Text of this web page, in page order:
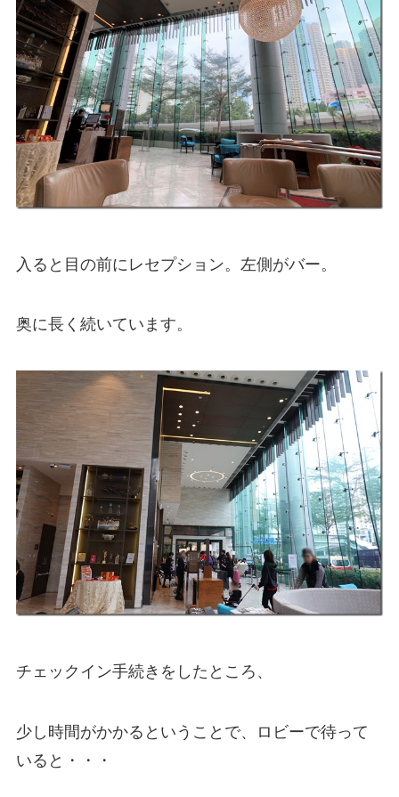
入ると目の前にレセプション。左側がバー。
奥に長く続いています。
チェックイン手続きをしたところ、
少し時間がかかるということで、ロビーで待って
いると・・・